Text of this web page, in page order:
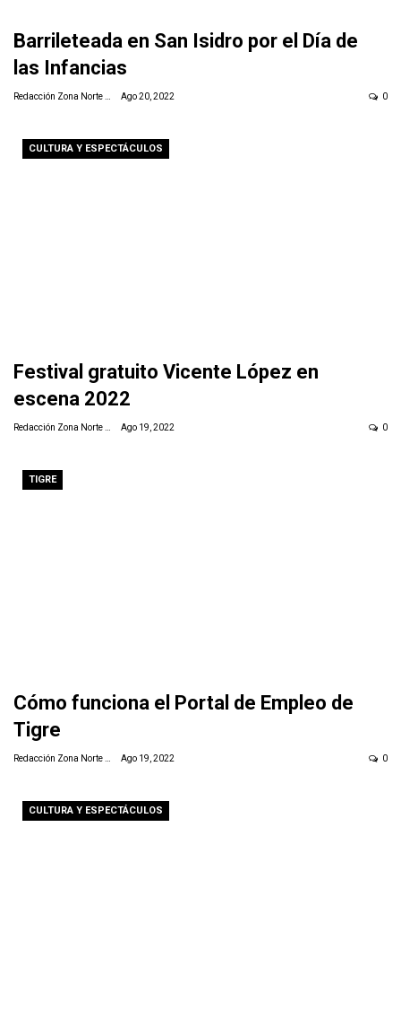
Barrileteada en San Isidro por el Día de
las Infancias
Ago 20, 2022 0
CULTURA Y ESPECTÁCULOS
Festival gratuito Vicente López en
escena 2022
Ago 19, 2022 0
TIGRE
Cómo funciona el Portal de Empleo de
Tigre
Redacción Zona Norte Daily Ago 19, 2022 0
CULTURA Y ESPECTÁCULOS